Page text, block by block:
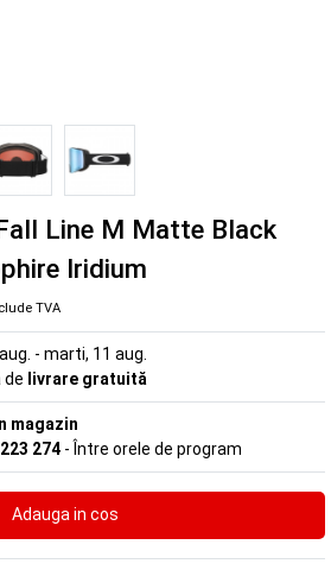
Line M Matte Black
Iridium
TVA
- marti, 11 aug.
de livrare gratuită
magazin
274 - Între orele de program